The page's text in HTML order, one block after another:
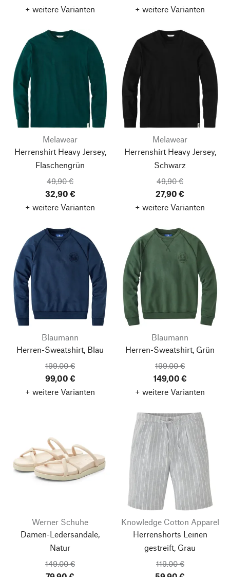
+ weitere Varianten
+ weitere Varianten
Melawear
Herrenshirt Heavy Jersey,
Flaschengrün
49,90 €
32,90 €
+ weitere Varianten
Melawear
Herrenshirt Heavy Jersey,
Schwarz
49,90 €
27,90 €
+ weitere Varianten
Blaumann
Herren-Sweatshirt, Blau
199,00 €
99,00 €
+ weitere Varianten
Blaumann
Herren-Sweatshirt, Grün
199,00 €
149,00 €
+ weitere Varianten
Werner Schuhe
Damen-Ledersandale,
Natur
149,00 €
Knowledge Cotton Apparel
Herrenshorts Leinen
gestreift, Grau
119,00 €